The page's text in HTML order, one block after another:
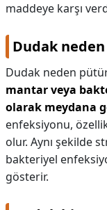
maddeye karşı
Dudak
Dudak neden
mantar veya
olarak meydana
enfeksiyonu,
olur. Aynı şekilde
bakteriyel
gösterir.